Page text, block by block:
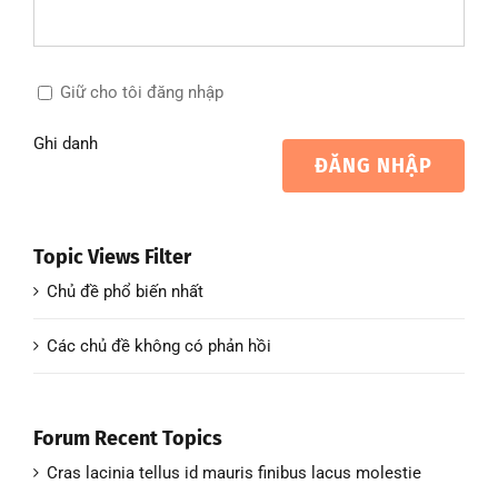
Giữ cho tôi đăng nhập
ĐĂNG NHẬP
Ghi danh
Topic Views Filter
Chủ đề phổ biến nhất
Các chủ đề không có phản hồi
Forum Recent Topics
Cras lacinia tellus id mauris finibus lacus molestie